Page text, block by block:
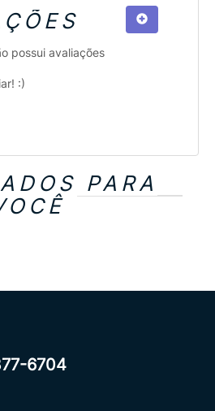
possui avaliações
:)
PARA
6704